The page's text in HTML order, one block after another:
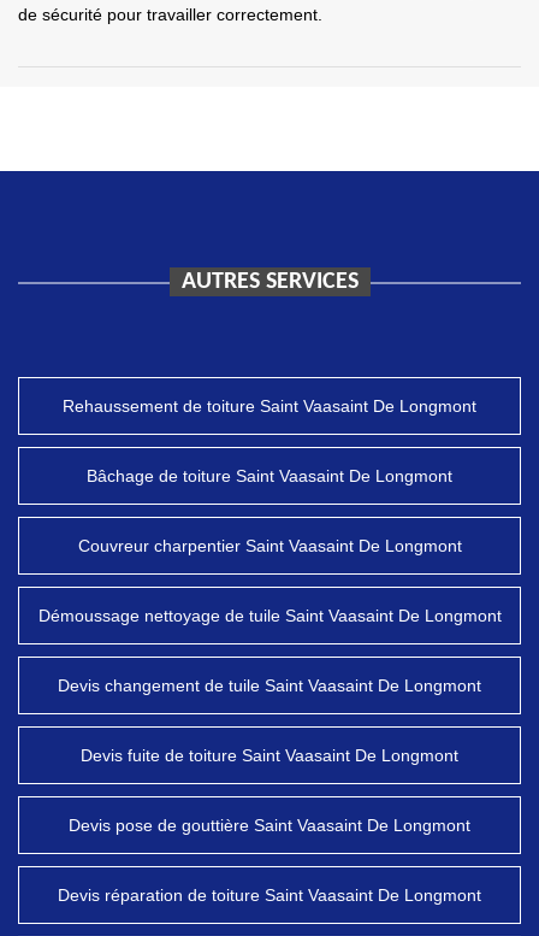
de sécurité pour travailler correctement.
AUTRES SERVICES
Rehaussement de toiture Saint Vaasaint De Longmont
Bâchage de toiture Saint Vaasaint De Longmont
Couvreur charpentier Saint Vaasaint De Longmont
Démoussage nettoyage de tuile Saint Vaasaint De Longmont
Devis changement de tuile Saint Vaasaint De Longmont
Devis fuite de toiture Saint Vaasaint De Longmont
Devis pose de gouttière Saint Vaasaint De Longmont
Devis réparation de toiture Saint Vaasaint De Longmont